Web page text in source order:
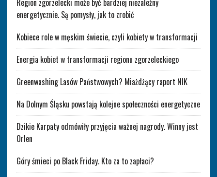
Region zgorzelecki może być bardziej niezależny
energetycznie. Są pomysły, jak to zrobić
Kobiece role w męskim świecie, czyli kobiety w transformacji
Energia kobiet w transformacji regionu zgorzeleckiego
Greenwashing Lasów Państwowych? Miażdżący raport NIK
Na Dolnym Śląsku powstają kolejne społeczności energetyczne
Dzikie Karpaty odmówiły przyjęcia ważnej nagrody. Winny jest
Orlen
Góry śmieci po Black Friday. Kto za to zapłaci?